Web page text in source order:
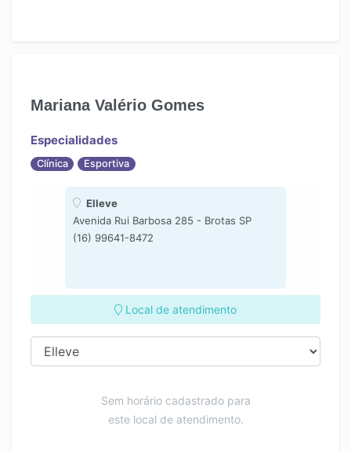
Mariana Valério Gomes
Especialidades
Clínica Esportiva
Elleve
Avenida Rui Barbosa 285 - Brotas SP
(16) 99641-8472
Local de atendimento
Sem horário cadastrado para
este local de atendimento.